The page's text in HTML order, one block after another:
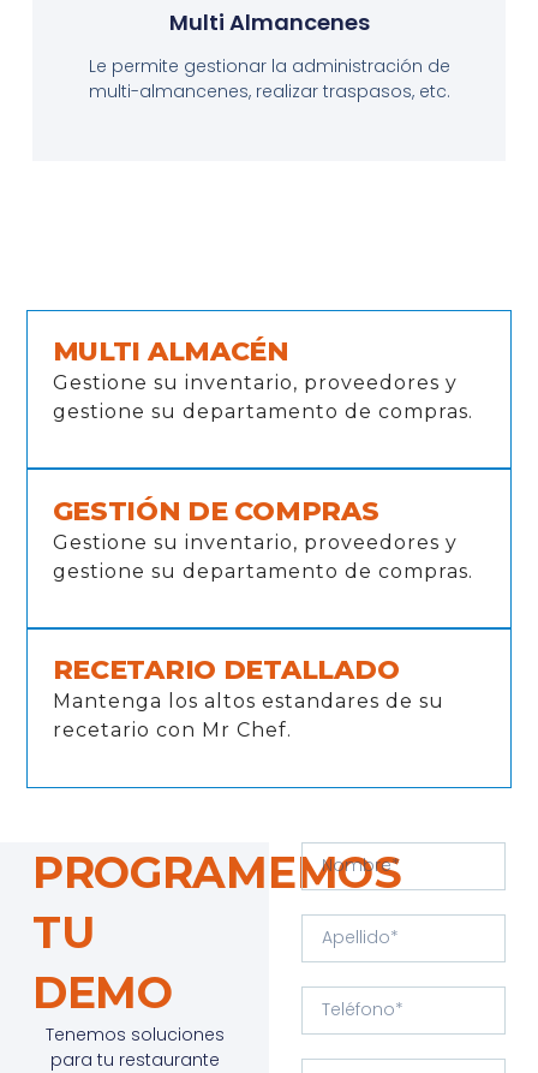
Multi Almancenes
Le permite gestionar la administración de
multi-almancenes, realizar traspasos, etc.
MULTI ALMACÉN
Gestione su inventario, proveedores y
gestione su departamento de compras.
GESTIÓN DE COMPRAS
Gestione su inventario, proveedores y
gestione su departamento de compras.
RECETARIO DETALLADO
Mantenga los altos estandares de su
recetario con Mr Chef.
PROGRAMEMOS
TU
DEMO
Tenemos soluciones
para tu restaurante